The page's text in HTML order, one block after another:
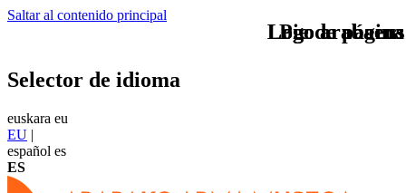
Saltar al contenido principal
Logo arabaeus
Selector de idioma
euskara eu
EU |
español es
ES
Logo arabaeus
Pie de página